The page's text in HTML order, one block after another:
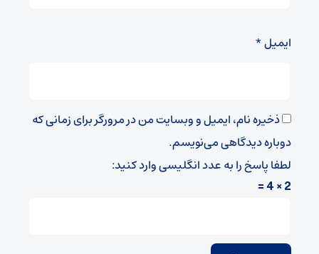
ایمیل*
ذخیره نام، ایمیل و وبسایت من در مرورگر برای زمانی که
دوباره دیدگاهی می‌نویسم.
لطفا پاسخ را به عدد انگلیسی وارد کنید:
2 × 4 =